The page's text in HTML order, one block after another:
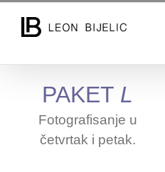
PAKET L
Fotografisanje u
četvrtak i petak.